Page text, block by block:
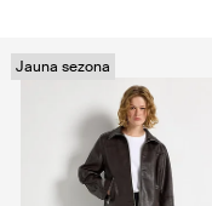
Jauna sezona